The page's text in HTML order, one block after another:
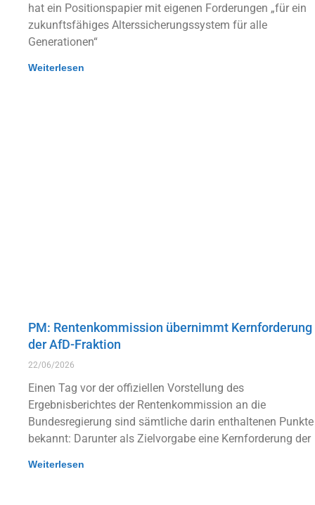
hat ein Positionspapier mit eigenen Forderungen „für ein
zukunftsfähiges Alterssicherungssystem für alle
Generationen“
Weiterlesen
PM: Rentenkommission übernimmt Kernforderung
der AfD-Fraktion
22/06/2026
Einen Tag vor der offiziellen Vorstellung des
Ergebnisberichtes der Rentenkommission an die
Bundesregierung sind sämtliche darin enthaltenen Punkte
bekannt: Darunter als Zielvorgabe eine Kernforderung der
Weiterlesen